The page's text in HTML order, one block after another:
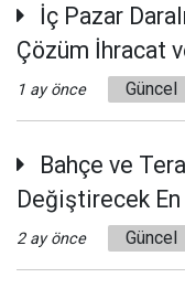
İç Pazar
Çözüm İhracat
1 ay önce Güncel
Bahçe ve
Değiştirecek
2 ay önce Güncel